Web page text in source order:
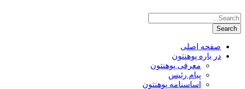
صفحه اصلی
در باره پوهنتون
معرفی پوهنتون
پیام رئیس
اساسنامه پوهنتون